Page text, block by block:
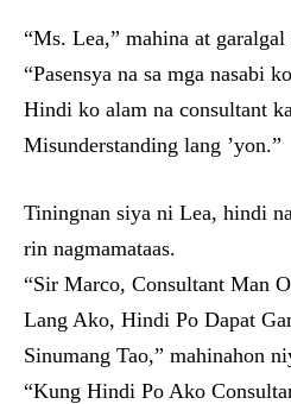
“Ms. Lea,” mahina at
“Pasensya na sa mga nasabi
Hindi ko alam na consultant
Misunderstanding lang ’yon.”
Tiningnan siya ni Lea, hindi
rin nagmamataas.
“Sir Marco, Consultant Man
Lang Ako, Hindi Po Dapat
Sinumang Tao,” mahinahon
“Kung Hindi Po Ako